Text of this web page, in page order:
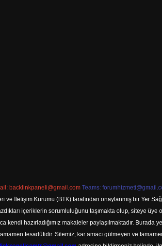
backlinkpaneli@gmail.com Teams:
ve İletişim Kurumu (BTK) tarafından onaylanmış bir Yer
içeriklerin sorumluluğunu taşımakta olup, siteye
kendi hazırladığımız makaleler paylaşılmaktadır.
tesadüfidir. Sitemiz, kar amacı gütmeyen ve